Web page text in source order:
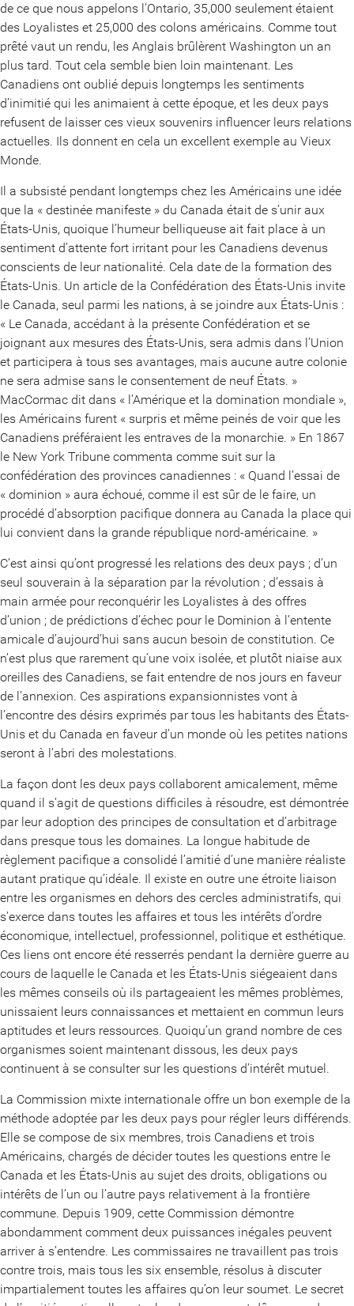
de ce que nous appelons l’Ontario, 35,000 seulement étaient
des Loyalistes et 25,000 des colons américains. Comme tout
prêté vaut un rendu, les Anglais brûlèrent Washington un an
plus tard. Tout cela semble bien loin maintenant. Les
Canadiens ont oublié depuis longtemps les sentiments
d’inimitié qui les animaient à cette époque, et les deux pays
refusent de laisser ces vieux souvenirs influencer leurs relations
actuelles. Ils donnent en cela un excellent exemple au Vieux
Monde.
Il a subsisté pendant longtemps chez les Américains une idée
que la « destinée manifeste » du Canada était de s’unir aux
États-Unis, quoique l’humeur belliqueuse ait fait place à un
sentiment d’attente fort irritant pour les Canadiens devenus
conscients de leur nationalité. Cela date de la formation des
États-Unis. Un article de la Confédération des États-Unis invite
le Canada, seul parmi les nations, à se joindre aux États-Unis :
« Le Canada, accédant à la présente Confédération et se
joignant aux mesures des États-Unis, sera admis dans l’Union
et participera à tous ses avantages, mais aucune autre colonie
ne sera admise sans le consentement de neuf États. »
MacCormac dit dans « l’Amérique et la domination mondiale »,
les Américains furent « surpris et même peinés de voir que les
Canadiens préféraient les entraves de la monarchie. » En 1867
le New York Tribune commenta comme suit sur la
confédération des provinces canadiennes : « Quand l’essai de
« dominion » aura échoué, comme il est sûr de le faire, un
procédé d’absorption pacifique donnera au Canada la place qui
lui convient dans la grande république nord-américaine. »
C’est ainsi qu’ont progressé les relations des deux pays ; d’un
seul souverain à la séparation par la révolution ; d’essais à
main armée pour reconquérir les Loyalistes à des offres
d’union ; de prédictions d’échec pour le Dominion à l’entente
amicale d’aujourd’hui sans aucun besoin de constitution. Ce
n’est plus que rarement qu’une voix isolée, et plutôt niaise aux
oreilles des Canadiens, se fait entendre de nos jours en faveur
de l’annexion. Ces aspirations expansionnistes vont à
l’encontre des désirs exprimés par tous les habitants des États-
Unis et du Canada en faveur d’un monde où les petites nations
seront à l’abri des molestations.
La façon dont les deux pays collaborent amicalement, même
quand il s’agit de questions difficiles à résoudre, est démontrée
par leur adoption des principes de consultation et d’arbitrage
dans presque tous les domaines. La longue habitude de
règlement pacifique a consolidé l’amitié d’une manière réaliste
autant pratique qu’idéale. Il existe en outre une étroite liaison
entre les organismes en dehors des cercles administratifs, qui
s’exerce dans toutes les affaires et tous les intérêts d’ordre
économique, intellectuel, professionnel, politique et esthétique.
Ces liens ont encore été resserrés pendant la dernière guerre au
cours de laquelle le Canada et les États-Unis siégeaient dans
les mêmes conseils où ils partageaient les mêmes problèmes,
unissaient leurs connaissances et mettaient en commun leurs
aptitudes et leurs ressources. Quoiqu’un grand nombre de ces
organismes soient maintenant dissous, les deux pays
continuent à se consulter sur les questions d’intérêt mutuel.
La Commission mixte internationale offre un bon exemple de la
méthode adoptée par les deux pays pour régler leurs différends.
Elle se compose de six membres, trois Canadiens et trois
Américains, chargés de décider toutes les questions entre le
Canada et les États-Unis au sujet des droits, obligations ou
intérêts de l’un ou l’autre pays relativement à la frontière
commune. Depuis 1909, cette Commission démontre
abondamment comment deux puissances inégales peuvent
arriver à s’entendre. Les commissaires ne travaillent pas trois
contre trois, mais tous les six ensemble, résolus à discuter
impartialement toutes les affaires qu’on leur soumet. Le secret